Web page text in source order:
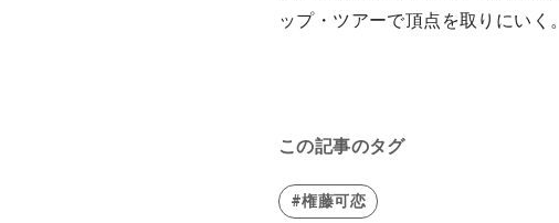
ップ・ツアーで頂点を取りにいく。
この記事のタグ
#権藤可恋